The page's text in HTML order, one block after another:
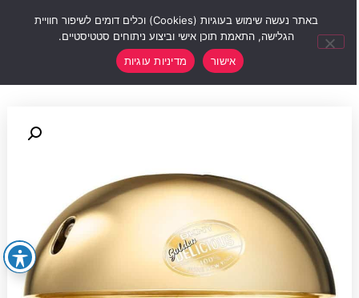
באתר נעשה שימוש בעוגיות (Cookies) וכלים דומים לשיפור חוויית
הגלישה, התאמת תוכן אישי וביצוע ניתוחים סטטיסטיים.
אישור
מדיניות עוגיות